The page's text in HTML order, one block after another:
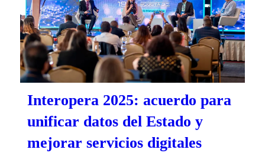
Interopera 2025: acuerdo para
unificar datos del Estado y
mejorar servicios digitales